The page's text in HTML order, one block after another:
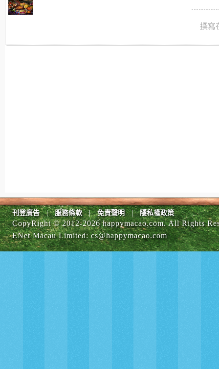
撰寫
刊登廣告 | 服務條款 | 免責聲明 | 隱私權政策
CopyRight © 2012-2026 happymacao.com. All Rights
ENet Macau Limited:cs@happymacao.com